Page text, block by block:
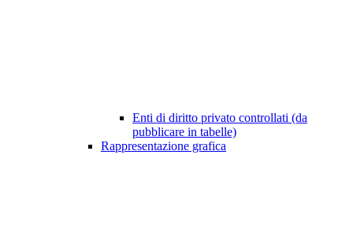
Enti di diritto privato controllati (da
pubblicare in tabelle)
Rappresentazione grafica